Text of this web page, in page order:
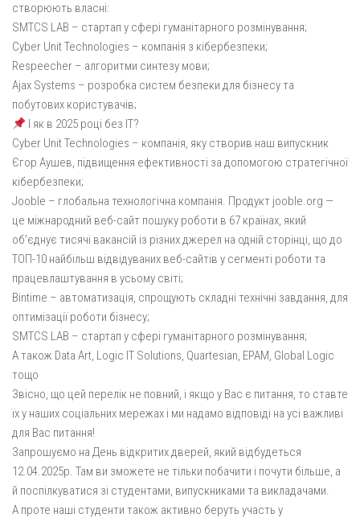
створюють власні:
SMTCS LAB – стартап у сфері гуманітарного розмінування;
Cyber Unit Technologies – компанія з кібербезпеки;
Respeecher – алгоритми синтезу мови;
Ajax Systems – розробка систем безпеки для бізнесу та
побутових користувачів;
І як в 2025 році без ІТ?
Cyber Unit Technologies – компанія, яку створив наш випускник
Єгор Аушев, підвищення ефективності за допомогою стратегічної
кібербезпеки;
Jooble – глобальна технологічна компанія. Продукт jooble.org —
це міжнародний веб-сайт пошуку роботи в 67 країнах, який
об’єднує тисячі вакансій із різних джерел на одній сторінці, що до
ТОП-10 найбільш відвідуваних веб-сайтів у сегменті роботи та
працевлаштування в усьому світі;
Bintime – автоматизація, спрощують складні технічні завдання, для
оптимізації роботи бізнесу;
SMTCS LAB – стартап у сфері гуманітарного розмінування;
А також Data Art, Logic IT Solutions, Quartesian, EPAM, Global Logic
тощо
Звісно, що цей перелік не повний, і якщо у Вас є питання, то ставте
їх у наших соціальних мережах і ми надамо відповіді на усі важливі
для Вас питання!
Запрошуємо на День відкритих дверей, який відбудеться
12.04.2025р. Там ви зможете не тільки побачити і почути більше, а
й поспілкуватися зі студентами, випускниками та викладачами.
А проте наші студенти також активно беруть участь у